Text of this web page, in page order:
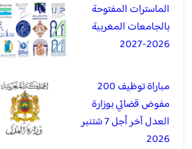
الماسترات المفتوحة
بالجامعات المغربية
2026-2027
مباراة توظيف 200
مفوض قضائي بوزارة
العدل آخر أجل 7 شتنبر
2026